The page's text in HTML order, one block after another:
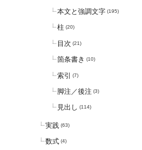
本文と強調文字 (195)
柱 (20)
目次 (21)
箇条書き (10)
索引 (7)
脚注／後注 (3)
見出し (114)
実践 (63)
数式 (4)